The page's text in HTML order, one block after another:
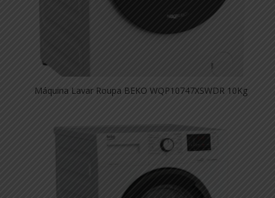
Máquina Lavar Roupa BEKO WQP10747XSWDR 10Kg